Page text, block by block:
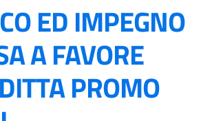
ED IMPEGNO
A FAVORE
PROMO